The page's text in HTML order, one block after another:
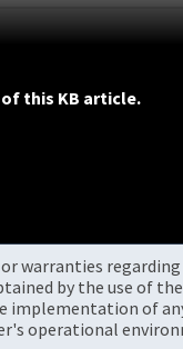
this KB article.
warranties
by the use of
of
operational